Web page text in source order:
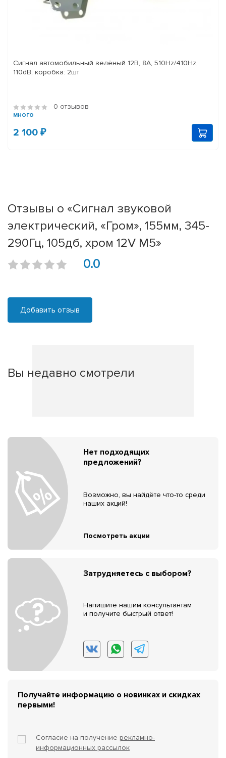
Сигнал автомобильный зелёный 12В, 8A, 510Hz/410Hz,
110dB, коробка: 2шт
0 отзывов
много
2 100 ₽
Отзывы о «Сигнал звуковой
электрический, «Гром», 155мм, 345-
290Гц, 105дб, хром 12V М5»
0.0
Добавить отзыв
Вы недавно смотрели
Нет подходящих
предложений?
Возможно, вы найдёте что-то среди
наших акций!
Посмотреть акции
Затрудняетесь с выбором?
Напишите нашим консультантам
и получите быстрый ответ!
Получайте информацию о новинках и скидках
первыми!
Согласие на получение рекламно-
информационных рассылок